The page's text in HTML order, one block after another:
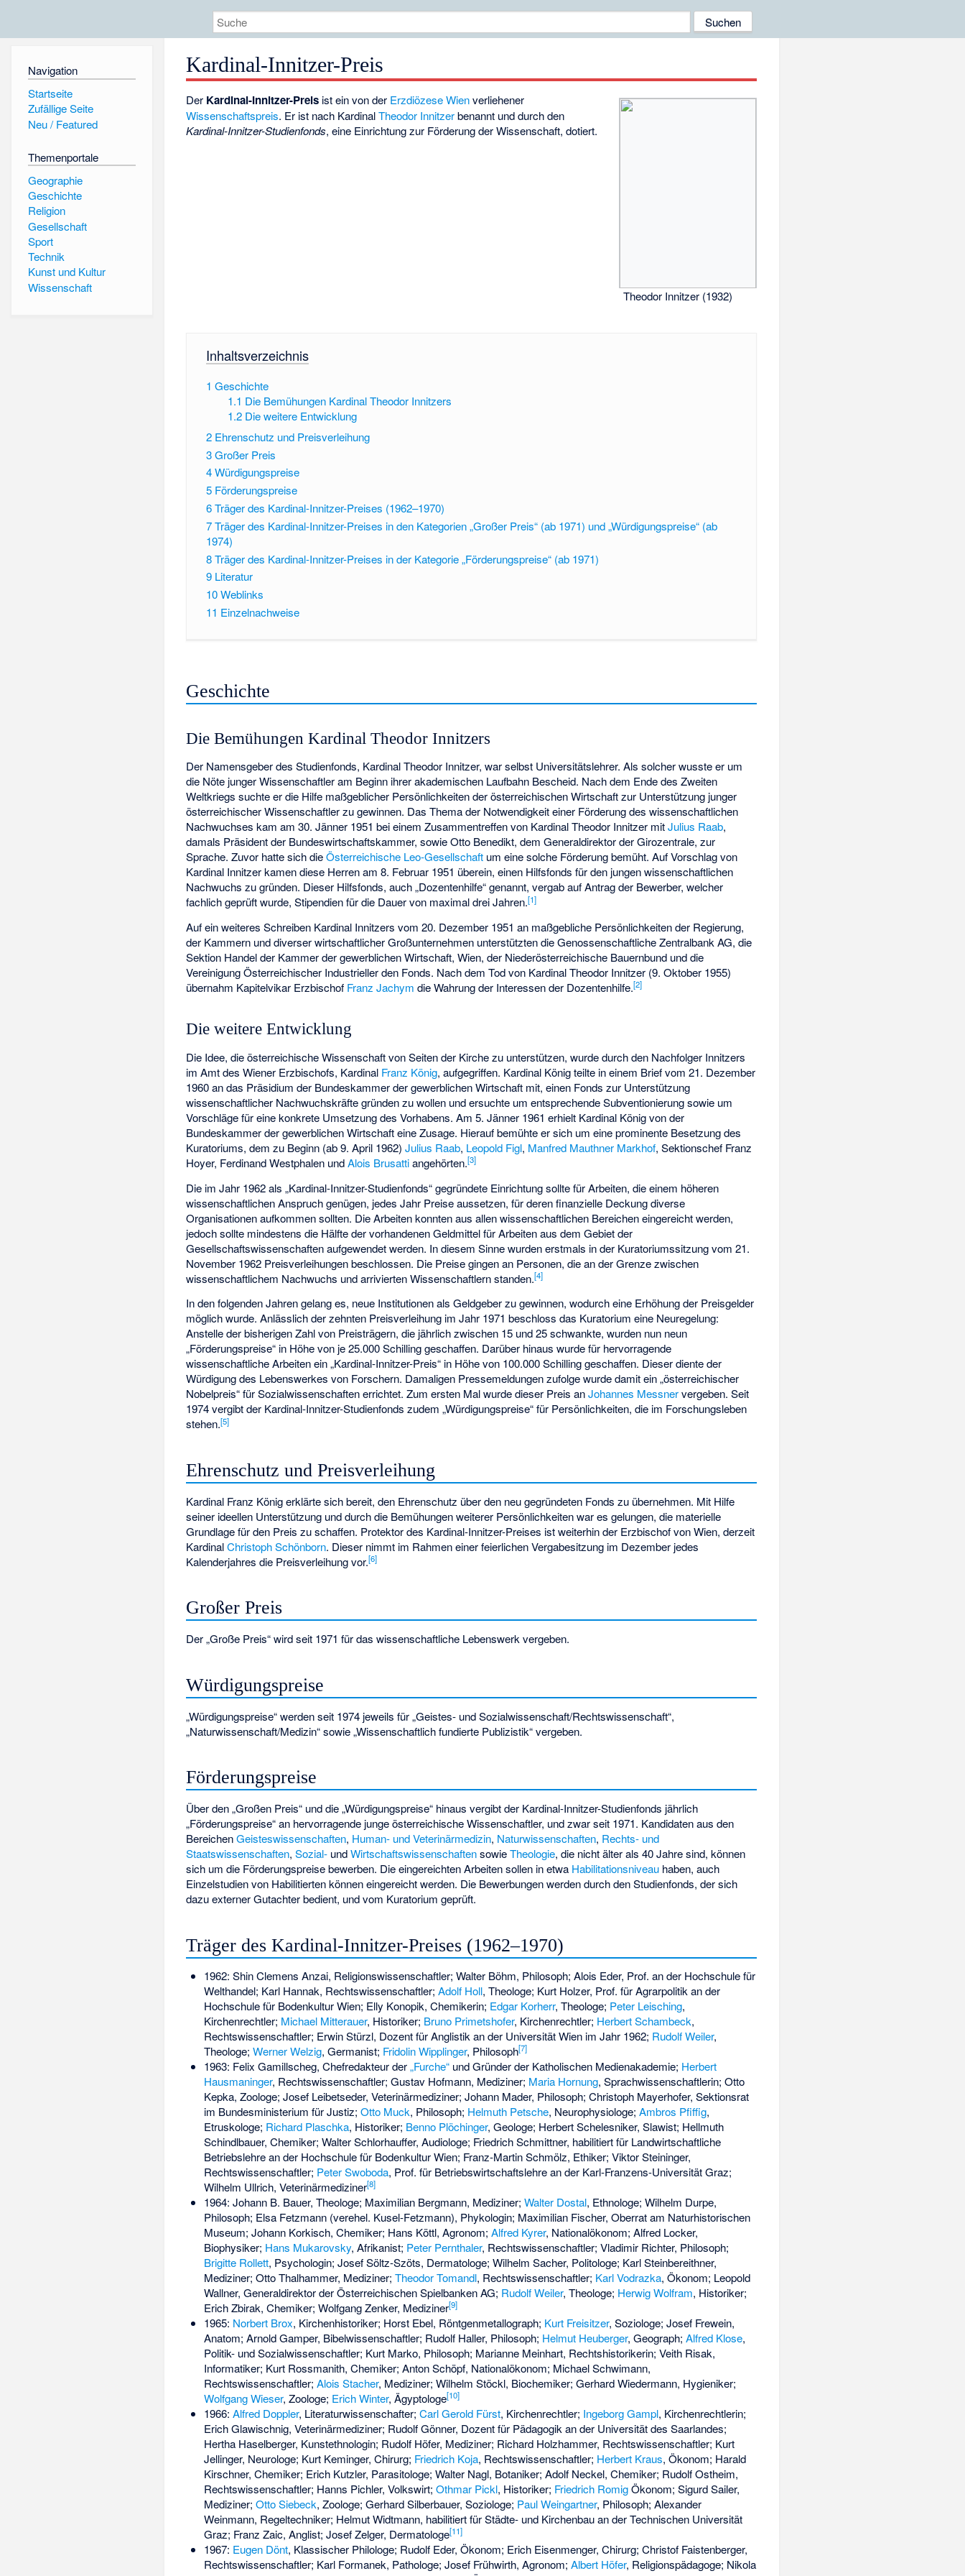
Navigation
Startseite
Zufällige Seite
Neu / Featured
Themenportale
Geographie
Geschichte
Religion
Gesellschaft
Sport
Technik
Kunst und Kultur
Wissenschaft
Kardinal-Innitzer-Preis
Theodor Innitzer (1932)
Der Kardinal-Innitzer-Preis ist ein von der Erzdiözese Wienverliehener
Wissenschaftspreis. Er ist nach KardinalTheodor Innitzerbenannt und durch den
Kardinal-Innitzer-Studienfonds, eine Einrichtung zur Förderung der Wissenschaft, dotiert.
Inhaltsverzeichnis
1 Geschichte
1.1 Die Bemühungen Kardinal Theodor Innitzers
1.2 Die weitere Entwicklung
2 Ehrenschutz und Preisverleihung
3Großer Preis
4Würdigungspreise
5 Förderungspreise
6Träger des Kardinal-Innitzer-Preises (1962–1970)
7Träger des Kardinal-Innitzer-Preises in den Kategorien „Großer Preis“ (ab 1971) und „Würdigungspreise“ (ab
1974)
8Träger des Kardinal-Innitzer-Preises in der Kategorie „Förderungspreise“ (ab 1971)
9 Literatur
10Weblinks
11 Einzelnachweise
Geschichte
Die Bemühungen Kardinal Theodor Innitzers
Der Namensgeber des Studienfonds, Kardinal Theodor Innitzer, war selbst Universitätslehrer. Als solcher wusste er um
die Nöte junger Wissenschaftler am Beginn ihrer akademischen Laufbahn Bescheid. Nach dem Ende des Zweiten
Weltkriegs suchte er die Hilfe maßgeblicher Persönlichkeiten der österreichischen Wirtschaft zur Unterstützung junger
österreichischer Wissenschaftler zu gewinnen. Das Thema der Notwendigkeit einer Förderung des wissenschaftlichen
Nachwuchses kam am 30. Jänner 1951 bei einem Zusammentreffen von Kardinal Theodor Innitzer mitJulius Raab,
damals Präsident der Bundeswirtschaftskammer, sowie Otto Benedikt, dem Generaldirektor der Girozentrale, zur
Sprache. Zuvor hatte sich dieÖsterreichische Leo-Gesellschaft um eine solche Förderung bemüht. Auf Vorschlag von
Kardinal Innitzer kamen diese Herren am 8. Februar 1951 überein, einen Hilfsfonds für den jungen wissenschaftlichen
Nachwuchs zu gründen. Dieser Hilfsfonds, auch „Dozentenhilfe“ genannt, vergab auf Antrag der Bewerber, welcher
fachlich geprüft wurde, Stipendien für die Dauer von maximal drei Jahren.[1]
Auf ein weiteres Schreiben Kardinal Innitzers vom 20. Dezember 1951 an maßgebliche Persönlichkeiten der Regierung,
der Kammern und diverser wirtschaftlicher Großunternehmen unterstützten die Genossenschaftliche Zentralbank AG, die
Sektion Handel der Kammer der gewerblichen Wirtschaft, Wien, der Niederösterreichische Bauernbund und die
Vereinigung Österreichischer Industrieller den Fonds. Nach dem Tod von Kardinal Theodor Innitzer (9. Oktober 1955)
übernahm Kapitelvikar Erzbischof Franz Jachym die Wahrung der Interessen der Dozentenhilfe.[2]
Die weitere Entwicklung
Die Idee, die österreichische Wissenschaft von Seiten der Kirche zu unterstützen, wurde durch den Nachfolger Innitzers
im Amt des Wiener Erzbischofs, Kardinal Franz König, aufgegriffen. Kardinal König teilte in einem Brief vom 21. Dezember
1960 an das Präsidium der Bundeskammer der gewerblichen Wirtschaft mit, einen Fonds zur Unterstützung
wissenschaftlicher Nachwuchskräfte gründen zu wollen und ersuchte um entsprechende Subventionierung sowie um
Vorschläge für eine konkrete Umsetzung des Vorhabens. Am 5. Jänner 1961 erhielt Kardinal König von der
Bundeskammer der gewerblichen Wirtschaft eine Zusage. Hierauf bemühte er sich um eine prominente Besetzung des
Kuratoriums, dem zu Beginn (ab 9. April 1962)Julius Raab, Leopold Figl, Manfred Mauthner Markhof, Sektionschef Franz
Hoyer, Ferdinand Westphalen undAlois Brusattiangehörten.[3]
Die im Jahr 1962 als „Kardinal-Innitzer-Studienfonds“ gegründete Einrichtung sollte für Arbeiten, die einem höheren
wissenschaftlichen Anspruch genügen, jedes Jahr Preise aussetzen, für deren finanzielle Deckung diverse
Organisationen aufkommen sollten. Die Arbeiten konnten aus allen wissenschaftlichen Bereichen eingereicht werden,
jedoch sollte mindestens die Hälfte der vorhandenen Geldmittel für Arbeiten aus dem Gebiet der
Gesellschaftswissenschaften aufgewendet werden. In diesem Sinne wurden erstmals in der Kuratoriumssitzung vom 21.
November 1962 Preisverleihungen beschlossen. Die Preise gingen an Personen, die an der Grenze zwischen
wissenschaftlichem Nachwuchs und arrivierten Wissenschaftlern standen.[4]
In den folgenden Jahren gelang es, neue Institutionen als Geldgeber zu gewinnen, wodurch eine Erhöhung der Preisgelder
möglich wurde. Anlässlich der zehnten Preisverleihung im Jahr 1971 beschloss das Kuratorium eine Neuregelung:
Anstelle der bisherigen Zahl von Preisträgern, die jährlich zwischen 15 und 25 schwankte, wurden nun neun
„Förderungspreise“ in Höhe von je 25.000 Schilling geschaffen. Darüber hinaus wurde für hervorragende
wissenschaftliche Arbeiten ein „Kardinal-Innitzer-Preis“ in Höhe von 100.000 Schilling geschaffen. Dieser diente der
Würdigung des Lebenswerkes von Forschern. Damaligen Pressemeldungen zufolge wurde damit ein „österreichischer
Nobelpreis“ für Sozialwissenschaften errichtet. Zum ersten Mal wurde dieser Preis anJohannes Messnervergeben. Seit
1974 vergibt der Kardinal-Innitzer-Studienfonds zudem „Würdigungspreise“ für Persönlichkeiten, die im Forschungsleben
stehen.[5]
Ehrenschutz und Preisverleihung
Kardinal Franz König erklärte sich bereit, den Ehrenschutz über den neu gegründeten Fonds zu übernehmen. Mit Hilfe
seiner ideellen Unterstützung und durch die Bemühungen weiterer Persönlichkeiten war es gelungen, die materielle
Grundlage für den Preis zu schaffen. Protektor des Kardinal-Innitzer-Preises ist weiterhin der Erzbischof von Wien, derzeit
KardinalChristoph Schönborn. Dieser nimmt im Rahmen einer feierlichen Vergabesitzung im Dezember jedes
Kalenderjahres die Preisverleihung vor.[6]
Großer Preis
Der „Große Preis“ wird seit 1971 für das wissenschaftliche Lebenswerk vergeben.
Würdigungspreise
„Würdigungspreise“ werden seit 1974 jeweils für „Geistes- und Sozialwissenschaft/Rechtswissenschaft“,
„Naturwissenschaft/Medizin“ sowie „Wissenschaftlich fundierte Publizistik“ vergeben.
Förderungspreise
Über den „Großen Preis“ und die „Würdigungspreise“ hinaus vergibt der Kardinal-Innitzer-Studienfonds jährlich
„Förderungspreise“ an hervorragende junge österreichische Wissenschaftler, und zwar seit 1971. Kandidaten aus den
BereichenGeisteswissenschaften, Human- und Veterinärmedizin, Naturwissenschaften, Rechts- und
Staatswissenschaften,Sozial- undWirtschaftswissenschaftensowieTheologie, die nicht älter als 40 Jahre sind, können
sich um die Förderungspreise bewerben. Die eingereichten Arbeiten sollen in etwa Habilitationsniveau haben, auch
Einzelstudien von Habilitierten können eingereicht werden. Die Bewerbungen werden durch den Studienfonds, der sich
dazu externer Gutachter bedient, und vom Kuratorium geprüft.
Träger des Kardinal-Innitzer-Preises (1962–1970)
1962: Shin Clemens Anzai, Religionswissenschaftler; Walter Böhm, Philosoph; Alois Eder, Prof. an der Hochschule für
Welthandel; Karl Hannak, Rechtswissenschaftler; Adolf Holl, Theologe; Kurt Holzer, Prof. für Agrarpolitik an der
Hochschule für Bodenkultur Wien; Elly Konopik, Chemikerin; Edgar Korherr, Theologe; Peter Leisching,
Kirchenrechtler; Michael Mitterauer, Historiker; Bruno Primetshofer, Kirchenrechtler; Herbert Schambeck,
Rechtswissenschaftler; Erwin Stürzl, Dozent für Anglistik an der Universität Wien im Jahr 1962; Rudolf Weiler,
Theologe; Werner Welzig, Germanist; Fridolin Wipplinger, Philosoph[7]
1963: Felix Gamillscheg, Chefredakteur der„Furche“und Gründer der Katholischen Medienakademie; Herbert
Hausmaninger, Rechtswissenschaftler; Gustav Hofmann, Mediziner; Maria Hornung, Sprachwissenschaftlerin; Otto
Kepka, Zoologe; Josef Leibetseder, Veterinärmediziner; Johann Mader, Philosoph; Christoph Mayerhofer, Sektionsrat
im Bundesministerium für Justiz; Otto Muck, Philosoph; Helmuth Petsche, Neurophysiologe; Ambros Pfiffig,
Etruskologe; Richard Plaschka, Historiker; Benno Plöchinger, Geologe; Herbert Schelesniker, Slawist; Hellmuth
Schindlbauer, Chemiker; Walter Schlorhauffer, Audiologe; Friedrich Schmittner, habilitiert für Landwirtschaftliche
Betriebslehre an der Hochschule für Bodenkultur Wien; Franz-Martin Schmölz, Ethiker; Viktor Steininger,
Rechtswissenschaftler; Peter Swoboda, Prof. für Betriebswirtschaftslehre an der Karl-Franzens-Universität Graz;
Wilhelm Ullrich, Veterinärmediziner[8]
1964: Johann B. Bauer, Theologe; Maximilian Bergmann, Mediziner; Walter Dostal, Ethnologe; Wilhelm Durpe,
Philosoph; Elsa Fetzmann (verehel. Kusel-Fetzmann), Phykologin; Maximilian Fischer, Oberrat am Naturhistorischen
Museum; Johann Korkisch, Chemiker; Hans Köttl, Agronom; Alfred Kyrer, Nationalökonom; Alfred Locker,
Biophysiker; Hans Mukarovsky, Afrikanist; Peter Pernthaler, Rechtswissenschaftler; Vladimir Richter, Philosoph;
Brigitte Rollett, Psychologin; Josef Söltz-Szöts, Dermatologe; Wilhelm Sacher, Politologe; Karl Steinbereithner,
Mediziner; Otto Thalhammer, Mediziner; Theodor Tomandl, Rechtswissenschaftler; Karl Vodrazka, Ökonom; Leopold
Wallner, Generaldirektor der Österreichischen Spielbanken AG; Rudolf Weiler, Theologe; Herwig Wolfram, Historiker;
Erich Zbirak, Chemiker; Wolfgang Zenker, Mediziner[9]
1965: Norbert Brox, Kirchenhistoriker; Horst Ebel, Röntgenmetallograph; Kurt Freisitzer, Soziologe; Josef Frewein,
Anatom; Arnold Gamper, Bibelwissenschaftler; Rudolf Haller, Philosoph; Helmut Heuberger, Geograph; Alfred Klose,
Politik- und Sozialwissenschaftler; Kurt Marko, Philosoph; Marianne Meinhart, Rechtshistorikerin; Veith Risak,
Informatiker; Kurt Rossmanith, Chemiker; Anton Schöpf, Nationalökonom; Michael Schwimann,
Rechtswissenschaftler; Alois Stacher, Mediziner; Wilhelm Stöckl, Biochemiker; Gerhard Wiedermann, Hygieniker;
Wolfgang Wieser, Zoologe; Erich Winter, Ägyptologe[10]
1966: Alfred Doppler, Literaturwissenschafter; Carl Gerold Fürst, Kirchenrechtler; Ingeborg Gampl, Kirchenrechtlerin;
Erich Glawischnig, Veterinärmediziner; Rudolf Gönner, Dozent für Pädagogik an der Universität des Saarlandes;
Hertha Haselberger, Kunstethnologin; Rudolf Höfer, Mediziner; Richard Holzhammer, Rechtswissenschaftler; Kurt
Jellinger, Neurologe; Kurt Keminger, Chirurg; Friedrich Koja, Rechtswissenschaftler; Herbert Kraus, Ökonom; Harald
Kirschner, Chemiker; Erich Kutzler, Parasitologe; Walter Nagl, Botaniker; Adolf Neckel, Chemiker; Rudolf Ostheim,
Rechtswissenschaftler; Hanns Pichler, Volkswirt; Othmar Pickl, Historiker; Friedrich RomigÖkonom; Sigurd Sailer,
Mediziner; Otto Siebeck, Zoologe; Gerhard Silberbauer, Soziologe; Paul Weingartner, Philosoph; Alexander
Weinmann, Regeltechniker; Helmut Widtmann, habilitiert für Städte- und Kirchenbau an der Technischen Universität
Graz; Franz Zaic, Anglist; Josef Zelger, Dermatologe[11]
1967: Eugen Dönt, Klassischer Philologe; Rudolf Eder, Ökonom; Erich Eisenmenger, Chirurg; Christof Faistenberger,
Rechtswissenschaftler; Karl Formanek, Pathologe; Josef Frühwirth, Agronom; Albert Höfer, Religionspädagoge; Nikola